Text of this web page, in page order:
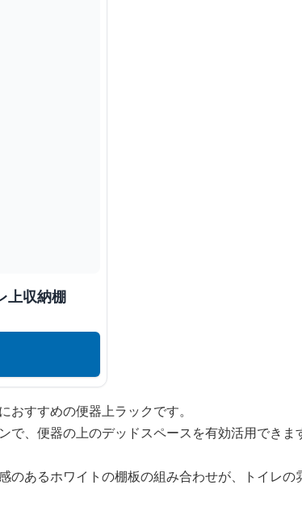
上収納棚
おすすめの便器上ラックです。
で、便器の上のデッドスペースを有効活用できま
のあるホワイトの棚板の組み合わせが、トイレ